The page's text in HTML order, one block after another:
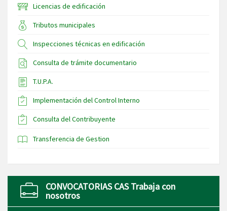
Licencias de edificación
Tributos municipales
Inspecciones técnicas en edificación
Consulta de trámite documentario
T.U.P.A.
Implementación del Control Interno
Consulta del Contribuyente
Transferencia de Gestion
CONVOCATORIAS CAS Trabaja con
nosotros